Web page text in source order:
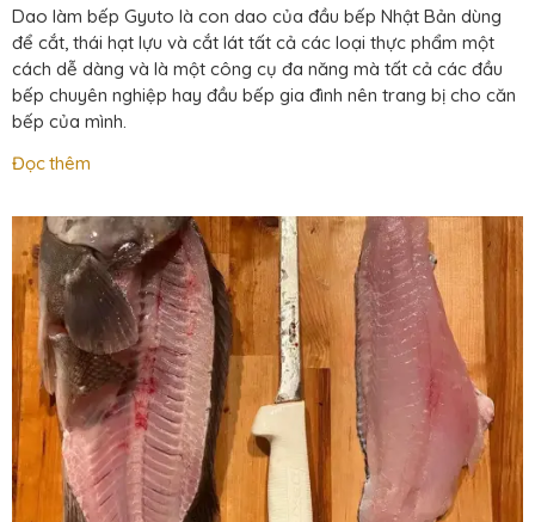
Dao làm bếp Gyuto là con dao của đầu bếp Nhật Bản dùng
để cắt, thái hạt lựu và cắt lát tất cả các loại thực phẩm một
cách dễ dàng và là một công cụ đa năng mà tất cả các đầu
bếp chuyên nghiệp hay đầu bếp gia đình nên trang bị cho căn
bếp của mình.
Đọc thêm